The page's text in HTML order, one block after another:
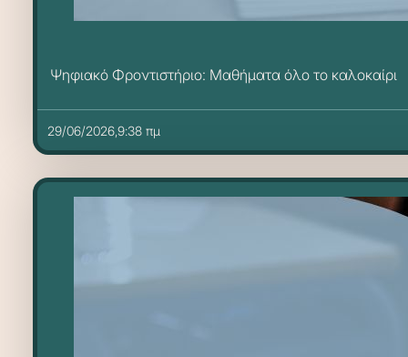
Ψηφιακό Φροντιστήριο: Μαθήματα όλο το καλοκαίρι
29/06/2026,9:38 πμ